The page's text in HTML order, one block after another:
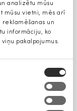
analizētu mūsu
mūsu vietni, mēs arī
reklamēšanas un
informāciju, ko
pakalpojumus.